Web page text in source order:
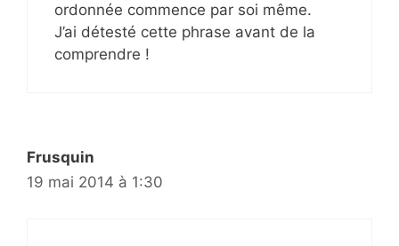
ordonnée commence par soi même.
J’ai détesté cette phrase avant de la
comprendre !
Frusquin
19 mai 2014 à 1:30